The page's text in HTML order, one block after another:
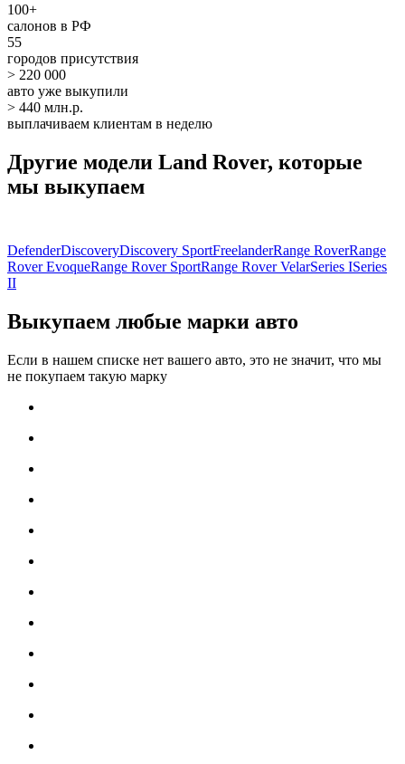
100+
салонов в РФ
55
городов присутствия
> 220 000
авто уже выкупили
> 440 млн.р.
выплачиваем клиентам в неделю
Другие модели Land Rover, которые
мы выкупаем
DefenderDiscoveryDiscovery SportFreelanderRange RoverRange
Rover EvoqueRange Rover SportRange Rover VelarSeries ISeries
II
Выкупаем любые марки авто
Если в нашем списке нет вашего авто, это не значит, что мы
не покупаем такую марку